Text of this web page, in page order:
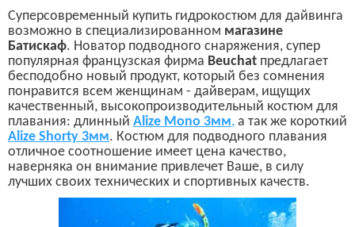
Суперсовременный купить гидрокостюм для дайвинга
возможно в специализированном магазине
Батискаф. Новатор подводного снаряжения, супер
популярная французская фирма Beuchat предлагает
бесподобно новый продукт, который без сомнения
понравится всем женщинам - дайверам, ищущих
качественный, высокопроизводительный костюм для
плавания: длинный Alize Mono 3мм, а так же короткий
Alize Shorty 3мм. Костюм для подводного плавания
отличное соотношение имеет цена качество,
наверняка он внимание привлечет Ваше, в силу
лучших своих технических и спортивных качеств.